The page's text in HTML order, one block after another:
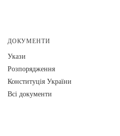
ДОКУМЕНТИ
Укази
Розпорядження
Конституція України
Всі документи